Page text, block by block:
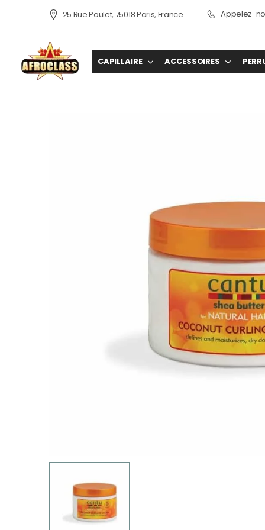
25 Rue Poulet, 75018 Paris, France Appelez-
CAPILLAIRE ACCESSOIRES